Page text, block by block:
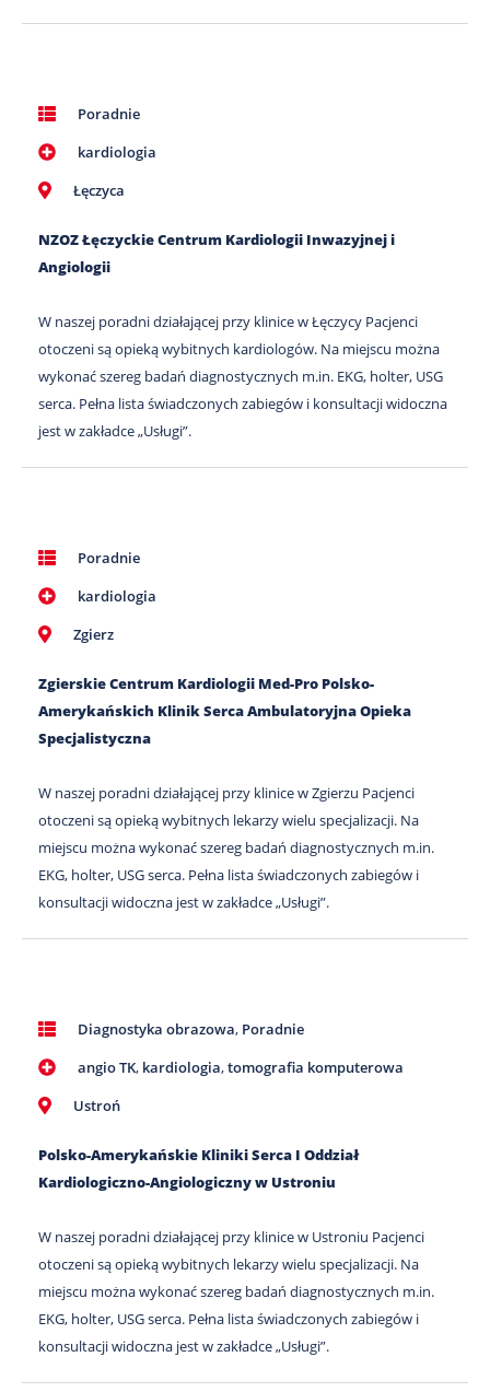
Poradnie
kardiologia
Łęczyca
NZOZ Łęczyckie Centrum Kardiologii Inwazyjnej i
Angiologii
W naszej poradni działającej przy klinice w Łęczycy Pacjenci
otoczeni są opieką wybitnych kardiologów. Na miejscu można
wykonać szereg badań diagnostycznych m.in. EKG, holter, USG
serca. Pełna lista świadczonych zabiegów i konsultacji widoczna
jest w zakładce „Usługi”.
Poradnie
kardiologia
Zgierz
Zgierskie Centrum Kardiologii Med-Pro Polsko-
Amerykańskich Klinik Serca Ambulatoryjna Opieka
Specjalistyczna
W naszej poradni działającej przy klinice w Zgierzu Pacjenci
otoczeni są opieką wybitnych lekarzy wielu specjalizacji. Na
miejscu można wykonać szereg badań diagnostycznych m.in.
EKG, holter, USG serca. Pełna lista świadczonych zabiegów i
konsultacji widoczna jest w zakładce „Usługi”.
Diagnostyka obrazowa, Poradnie
angio TK, kardiologia,tomografia komputerowa
Ustroń
Polsko-Amerykańskie Kliniki Serca I Oddział
Kardiologiczno-Angiologiczny w Ustroniu
W naszej poradni działającej przy klinice w Ustroniu Pacjenci
otoczeni są opieką wybitnych lekarzy wielu specjalizacji. Na
miejscu można wykonać szereg badań diagnostycznych m.in.
EKG, holter, USG serca. Pełna lista świadczonych zabiegów i
konsultacji widoczna jest w zakładce „Usługi”.